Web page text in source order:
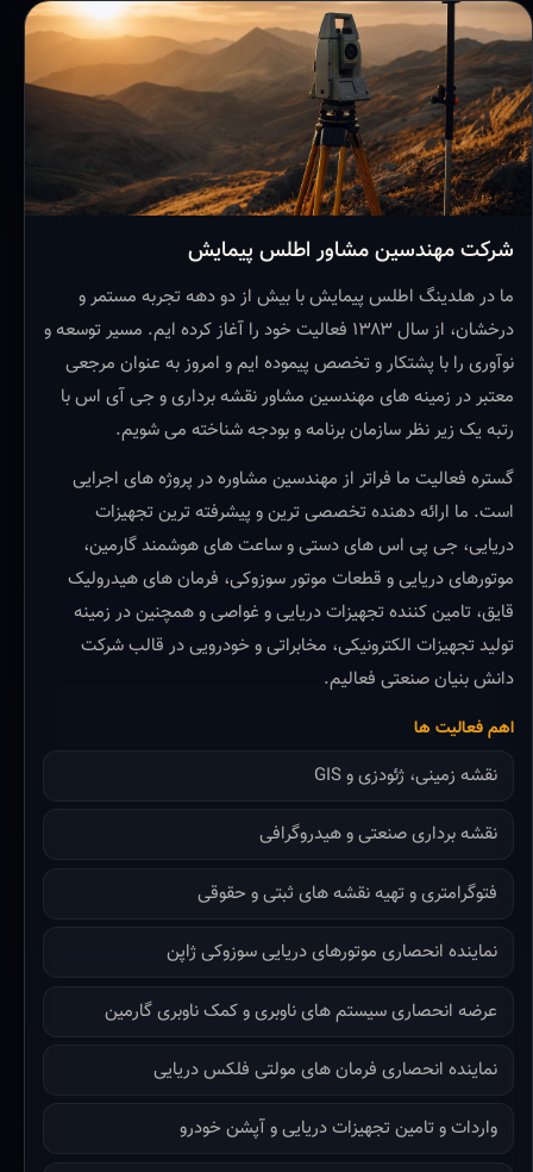
شرکت مهندسین مشاور اطلس پیمایش
ما در هلدینگ اطلس پیمایش با بیش از دو دهه تجربه مستمر و
درخشان، از سال ۱۳۸۳ فعالیت خود را آغاز کرده ایم. مسیر توسعه و
نوآوری را با پشتکار و تخصص پیموده ایم و امروز به عنوان مرجعی
معتبر در زمینه های مهندسین مشاور نقشه برداری و جی آی اس با
رتبه یک زیر نظر سازمان برنامه و بودجه شناخته می شویم.
گستره فعالیت ما فراتر از مهندسین مشاوره در پروژه های اجرایی
است. ما ارائه دهنده تخصصی ترین و پیشرفته ترین تجهیزات
دریایی، جی پی اس های دستی و ساعت های هوشمند گارمین،
موتورهای دریایی و قطعات موتور سوزوکی، فرمان های هیدرولیک
قایق، تامین کننده تجهیزات دریایی و غواصی و همچنین در زمینه
تولید تجهیزات الکترونیکی، مخابراتی و خودرویی در قالب شرکت
دانش بنیان صنعتی فعالیم.
اهم فعالیت ها
نقشه زمینی، ژئودزی و GIS
نقشه برداری صنعتی و هیدروگرافی
فتوگرامتری و تهیه نقشه های ثبتی و حقوقی
نماینده انحصاری موتورهای دریایی سوزوکی ژاپن
عرضه انحصاری سیستم های ناوبری و کمک ناوبری گارمین
نماینده انحصاری فرمان های مولتی فلکس دریایی
واردات و تامین تجهیزات دریایی و آپشن خودرو